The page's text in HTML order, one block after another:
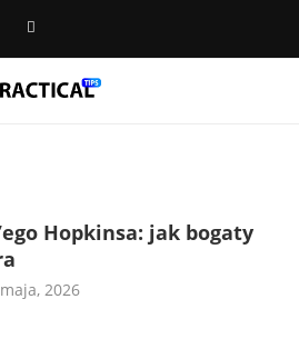
Hopkinsa: jak bogaty
2026